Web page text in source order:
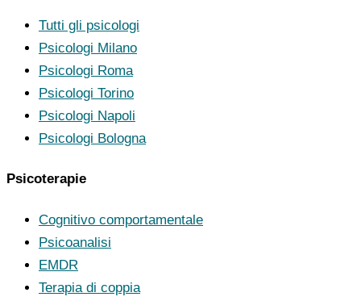
Tutti gli psicologi
Psicologi Milano
Psicologi Roma
Psicologi Torino
Psicologi Napoli
Psicologi Bologna
Psicoterapie
Cognitivo comportamentale
Psicoanalisi
EMDR
Terapia di coppia